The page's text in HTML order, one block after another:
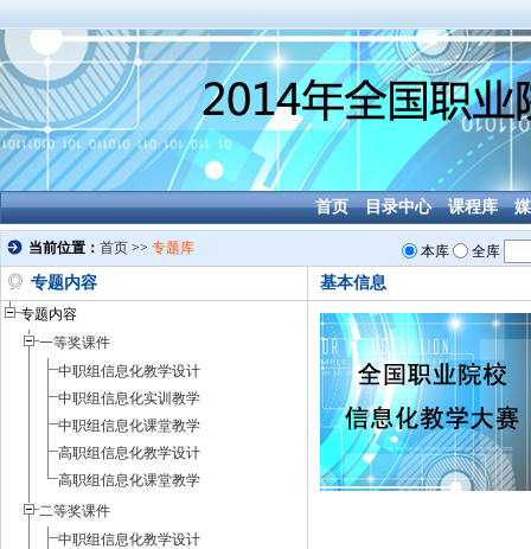
首页 目录中心 课程库
专题内容
专题内容
一等奖课件
中职组信息化教学设计
中职组信息化实训教学
中职组信息化课堂教学
高职组信息化教学设计
高职组信息化课堂教学
二等奖课件
中职组信息化教学设计
基本信息